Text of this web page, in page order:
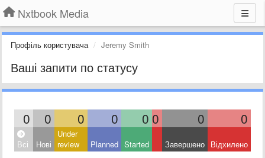
Nxtbook Media
Профіль користувача Jeremy Smith
Ваші запити по статусу
0 0 0 0 0 0 0 0
Всі Нові
Under
review
Planned Started Завершено Відхилено